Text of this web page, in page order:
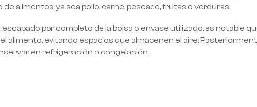
alimentos, ya sea pollo, carne, pescado, frutas o verduras.
escapado por completo de la bolsa o envase utilizado, es notable
alimento, evitando espacios que almacenen el aire.
en refrigeración o congelación.